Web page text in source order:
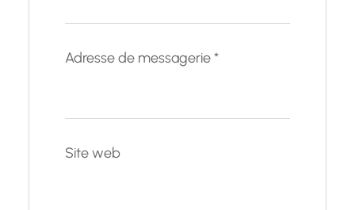
Adresse de messagerie*
Site web